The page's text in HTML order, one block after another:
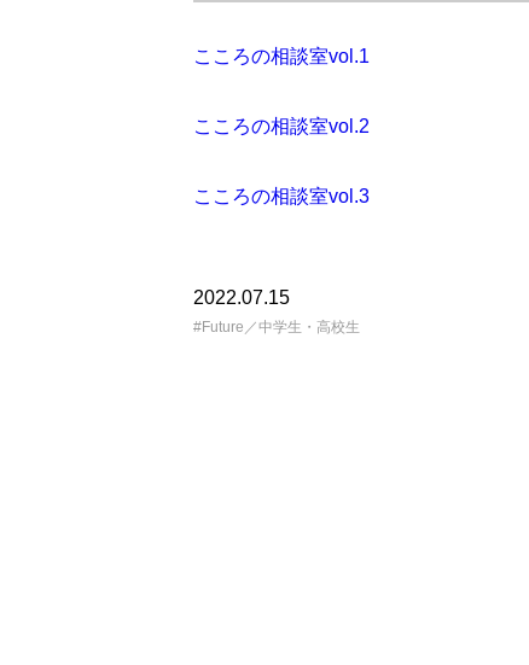
こころの相談室vol.1
こころの相談室vol.2
こころの相談室vol.3
2022.07.15
Future／中学生・高校生